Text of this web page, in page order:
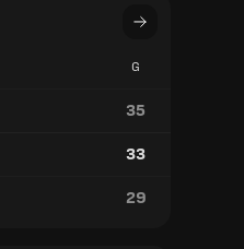
G
35
33
29